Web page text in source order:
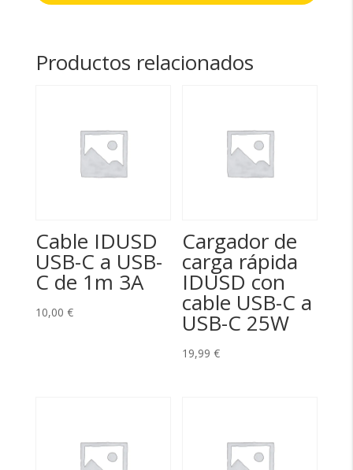
Productos relacionados
Cable IDUSD
USB-C a USB-
C de 1m 3A
10,00 €
Cargador de
carga rápida
IDUSD con
cable USB-C a
USB-C 25W
19,99€